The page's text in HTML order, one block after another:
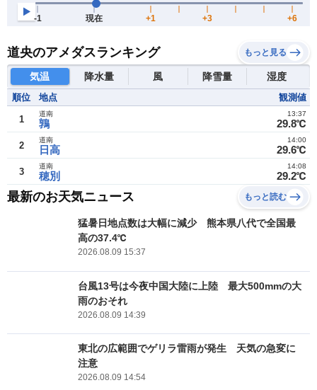
道央のアメダスランキング もっと見る
気温 降水量 風 降雪量 湿度
順位 地点 観測値
1 鶉
道南
29.8℃
13:37
2 日高
道南
29.6℃
14:00
3 穂別
道南
29.2℃
14:08
最新のお天気ニュース もっと読む
猛暑日地点数は大幅に減少 熊本県八代で全国最
高の37.4℃
2026.08.09 15:37
台風13号は今夜中国大陸に上陸 最大500mmの大
雨のおそれ
2026.08.09 14:39
東北の広範囲でゲリラ雷雨が発生 天気の急変に
注意
2026.08.09 14:54